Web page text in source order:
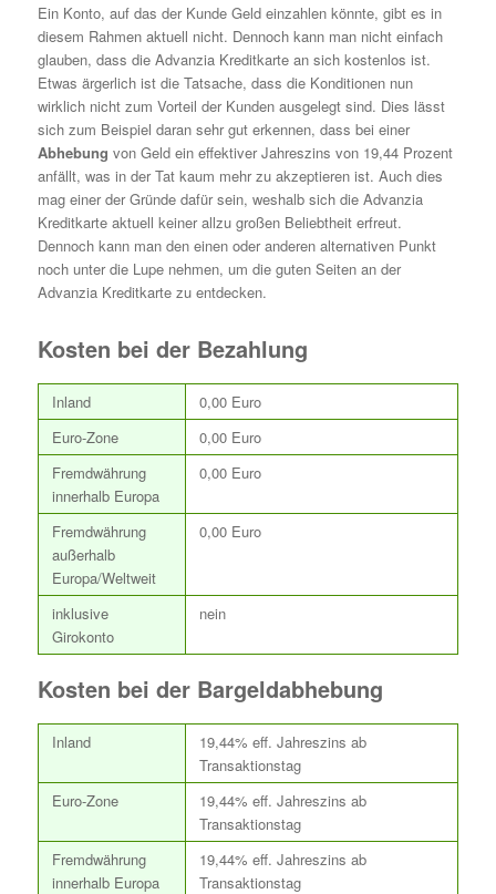
Ein Konto, auf das der Kunde Geld einzahlen könnte, gibt es in
diesem Rahmen aktuell nicht. Dennoch kann man nicht einfach
glauben, dass die Advanzia Kreditkarte an sich kostenlos ist.
Etwas ärgerlich ist die Tatsache, dass die Konditionen nun
wirklich nicht zum Vorteil der Kunden ausgelegt sind. Dies lässt
sich zum Beispiel daran sehr gut erkennen, dass bei einer
Abhebung von Geld ein effektiver Jahreszins von 19,44 Prozent
anfällt, was in der Tat kaum mehr zu akzeptieren ist. Auch dies
mag einer der Gründe dafür sein, weshalb sich die Advanzia
Kreditkarte aktuell keiner allzu großen Beliebtheit erfreut.
Dennoch kann man den einen oder anderen alternativen Punkt
noch unter die Lupe nehmen, um die guten Seiten an der
Advanzia Kreditkarte zu entdecken.
Kosten bei der Bezahlung
Inland
0,00 Euro
Euro-Zone
0,00 Euro
Fremdwährung
innerhalb Europa
0,00 Euro
Fremdwährung
außerhalb
Europa/Weltweit
0,00 Euro
inklusive
Girokonto
nein
Kosten bei der Bargeldabhebung
Inland
19,44% eff. Jahreszins ab
Transaktionstag
Euro-Zone
19,44% eff. Jahreszins ab
Transaktionstag
Fremdwährung
innerhalb Europa
19,44% eff. Jahreszins ab
Transaktionstag